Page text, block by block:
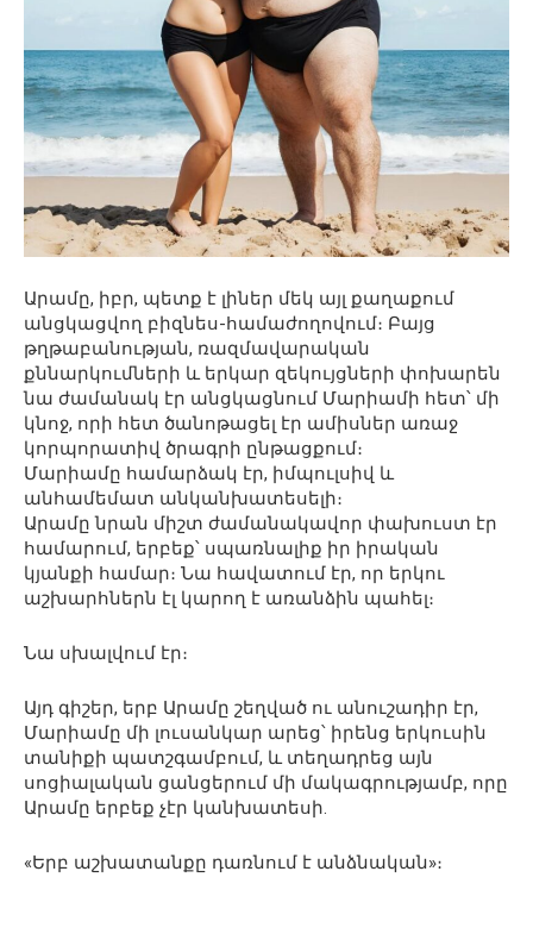
Արամը, իբր, պետք է լիներ մեկ այլ քաղաքում
անցկացվող բիզնես-համաժողովում։ Բայց
թղթաբանության, ռազմավարական
քննարկումների և երկար զեկույցների փոխարեն
նա ժամանակ էր անցկացնում Մարիամի հետ՝ մի
կնոջ, որի հետ ծանոթացել էր ամիսներ առաջ
կորպորատիվ ծրագրի ընթացքում։
Մարիամը համարձակ էր, իմպուլսիվ և
անհամեմատ անկանխատեսելի։
Արամը նրան միշտ ժամանակավոր փախուստ էր
համարում, երբեք՝ սպառնալիք իր իրական
կյանքի համար։ Նա հավատում էր, որ երկու
աշխարհներն էլ կարող է առանձին պահել։
Նա սխալվում էր։
Այդ գիշեր, երբ Արամը շեղված ու անուշադիր էր,
Մարիամը մի լուսանկար արեց՝ իրենց երկուսին
տանիքի պատշգամբում, և տեղադրեց այն
սոցիալական ցանցերում մի մակագրությամբ, որը
Արամը երբեք չէր կանխատեսի.
«Երբ աշխատանքը դառնում է անձնական»։